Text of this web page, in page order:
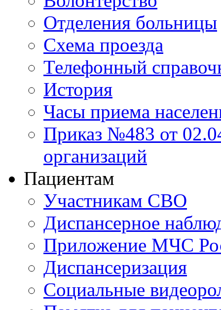
Отделения больницы
Схема проезда
Телефонный
История
Часы приема
Приказ №483 от
организаций
Пациентам
Участникам СВО
Диспансерное
Приложение МЧС
Диспансеризация
Социальные